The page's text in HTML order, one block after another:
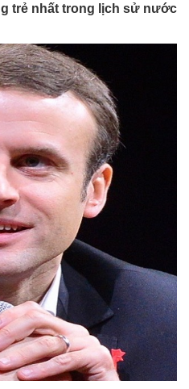
trẻ nhất trong lịch sử nước